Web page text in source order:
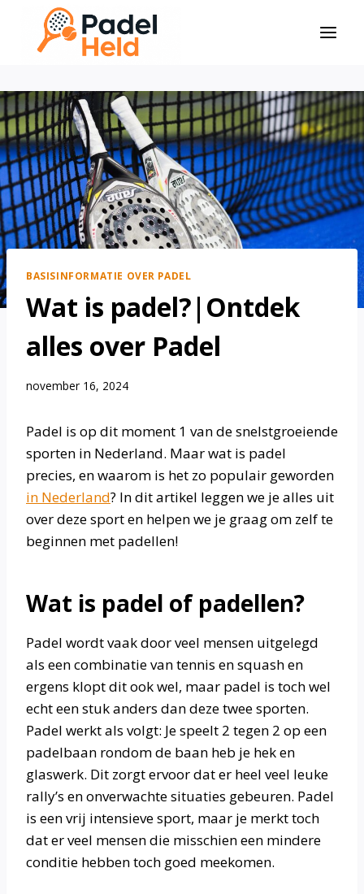
Doorgaan
inhoud
BASISINFORMATIE OVER PADEL
Wat is padel?|Ontdek
alles over Padel
november 16, 2024
Padel is op dit moment 1 van de snelstgroeiende
sporten in Nederland. Maar wat is padel
precies, en waarom is het zo populair geworden
in Nederland? In dit artikel leggen we je alles uit
over deze sport en helpen we je graag om zelf te
beginnen met padellen!
Wat is padel of padellen?
Padel wordt vaak door veel mensen uitgelegd
als een combinatie van tennis en squash en
ergens klopt dit ook wel, maar padel is toch wel
echt een stuk anders dan deze twee sporten.
Padel werkt als volgt: Je speelt 2 tegen 2 op een
padelbaan rondom de baan heb je hek en
glaswerk. Dit zorgt ervoor dat er heel veel leuke
rally’s en onverwachte situaties gebeuren. Padel
is een vrij intensieve sport, maar je merkt toch
dat er veel mensen die misschien een mindere
conditie hebben toch goed meekomen.